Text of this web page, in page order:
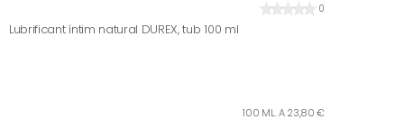
0
Lubrificant íntim natural DUREX, tub 100 ml
100 ML. A 23,80 €